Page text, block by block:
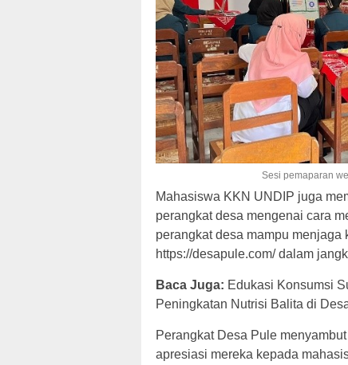
Sesi pemaparan
Mahasiswa KKN UNDIP juga
perangkat desa mengenai cara
perangkat desa mampu
https://desapule.com/ dalam
Baca Juga: Edukasi Konsumsi
Peningkatan Nutrisi Balita di
Perangkat Desa Pule
apresiasi mereka kepada